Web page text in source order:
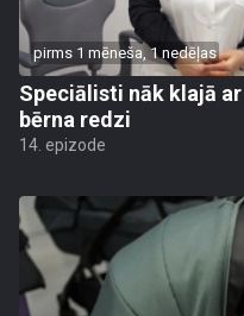
pirms 1 mēneša, 1 nedēļas
Speciālisti nāk klajā
bērna redzi
14. epizode